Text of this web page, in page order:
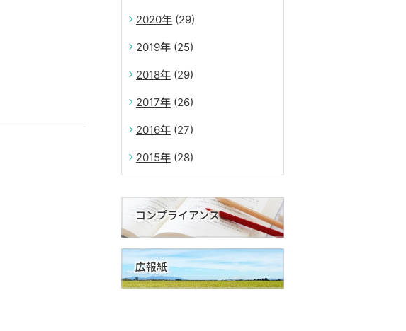
2020 (29)
2019 (25)
2018 (29)
2017 (26)
2016 (27)
2015 (28)
コンプライアンス
広報紙